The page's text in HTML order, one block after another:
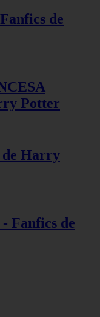
de
Potter
de Harry
Fanfics de